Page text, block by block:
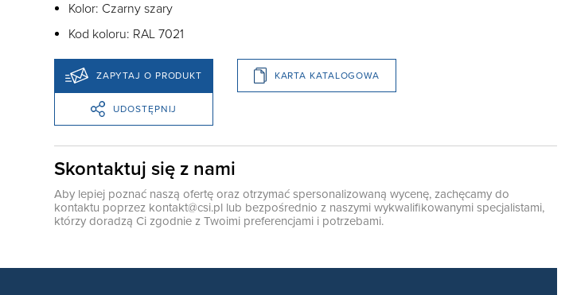
Kolor: Czarny szary
Kod koloru: RAL 7021
ZAPYTAJ O PRODUKT KARTA KATALOGOWA
UDOSTĘPNIJ
Skontaktuj się z nami
Aby lepiej poznać naszą ofertę oraz otrzymać spersonalizowaną wycenę, zachęcamy do
kontaktu poprzez kontakt@csi.pl lub bezpośrednio z naszymi wykwalifikowanymi specjalistami,
którzy doradzą Ci zgodnie z Twoimi preferencjami i potrzebami.